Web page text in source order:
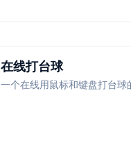
在线打台球
一个在线用鼠标和键盘打台球